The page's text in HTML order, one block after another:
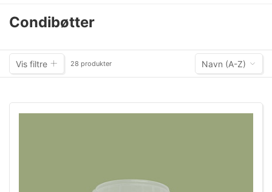
Condibøtter
Vis filtre 28 produkter Navn (A-Z)